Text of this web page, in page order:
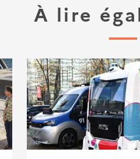
À lire